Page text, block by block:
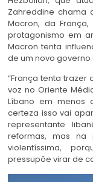
Zahreddine chama
Macron, da
protagonismo em
Macron tenta
de um novo governo
“França tenta
voz no Oriente
Líbano em menos
certeza isso vai
representante
reformas, mas
violentíssima,
pressupõe virar de